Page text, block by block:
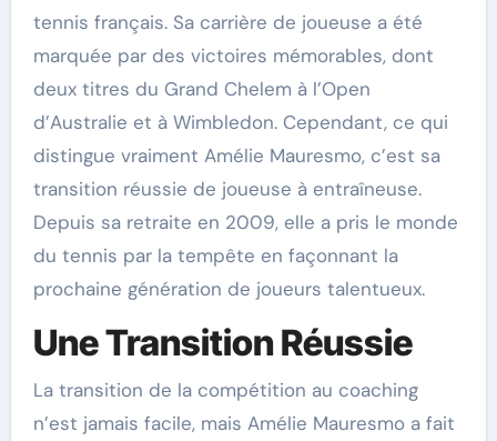
tennis français. Sa carrière de joueuse a été
marquée par des victoires mémorables, dont
deux titres du Grand Chelem à l’Open
d’Australie et à Wimbledon. Cependant, ce qui
distingue vraiment Amélie Mauresmo, c’est sa
transition réussie de joueuse à entraîneuse.
Depuis sa retraite en 2009, elle a pris le monde
du tennis par la tempête en façonnant la
prochaine génération de joueurs talentueux.
Une Transition Réussie
La transition de la compétition au coaching
n’est jamais facile, mais Amélie Mauresmo a fait